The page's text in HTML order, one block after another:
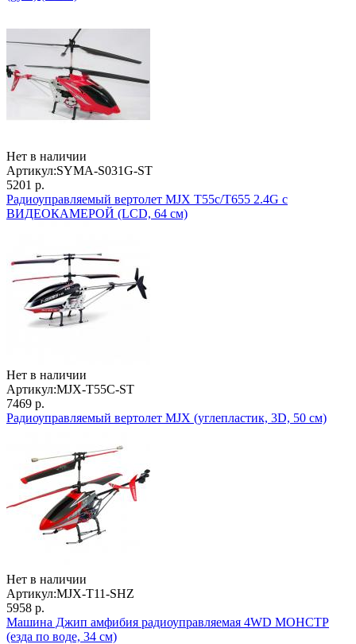
Нет в наличии
Артикул:SYMA-S031G-ST
5201 р.
Радиоуправляемый вертолет MJX T55c/T655 2.4G с
ВИДЕОКАМЕРОЙ (LCD, 64 см)
Нет в наличии
Артикул:MJX-T55C-ST
7469 р.
Радиоуправляемый вертолет MJX (углепластик, 3D, 50 см)
Нет в наличии
Артикул:MJX-T11-SHZ
5958 р.
Машина Джип амфибия радиоуправляемая 4WD МОНСТР
(езда по воде, 34 см)